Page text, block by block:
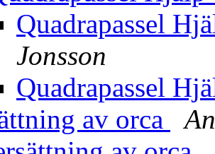
Quadrapassel
Jonsson
Quadrapassel
av orca